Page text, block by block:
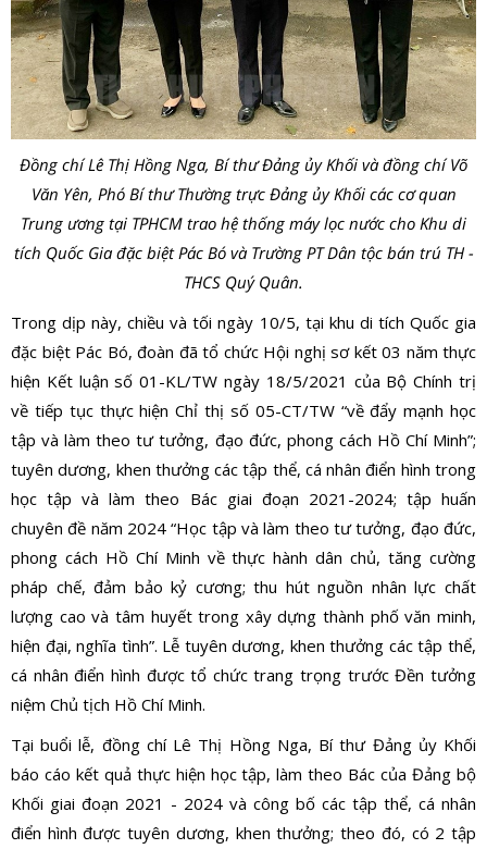
Đồng chí Lê Thị Hồng Nga, Bí thư Đảng ủy Khối và đồng chí Võ
Văn Yên, Phó Bí thư Thường trực Đảng ủy Khối các cơ quan
Trung ương tại TPHCM trao hệ thống máy lọc nước cho Khu di
tích Quốc Gia đặc biệt Pác Bó và Trường PT Dân tộc bán trú TH -
THCS Quý Quân.
Trong dịp này, chiều và tối ngày 10/5, tại khu di tích Quốc gia
đặc biệt Pác Bó, đoàn đã tổ chức Hội nghị sơ kết 03 năm thực
hiện Kết luận số 01-KL/TW ngày 18/5/2021 của Bộ Chính trị
về tiếp tục thực hiện Chỉ thị số 05-CT/TW “về đẩy mạnh học
tập và làm theo tư tưởng, đạo đức, phong cách Hồ Chí Minh”;
tuyên dương, khen thưởng các tập thể, cá nhân điển hình trong
học tập và làm theo Bác giai đoạn 2021-2024; tập huấn
chuyên đề năm 2024 “Học tập và làm theo tư tưởng, đạo đức,
phong cách Hồ Chí Minh về thực hành dân chủ, tăng cường
pháp chế, đảm bảo kỷ cương; thu hút nguồn nhân lực chất
lượng cao và tâm huyết trong xây dựng thành phố văn minh,
hiện đại, nghĩa tình”. Lễ tuyên dương, khen thưởng các tập thể,
cá nhân điển hình được tổ chức trang trọng trước Đền tưởng
niệm Chủ tịch Hồ Chí Minh.
Tại buổi lễ, đồng chí Lê Thị Hồng Nga, Bí thư Đảng ủy Khối
báo cáo kết quả thực hiện học tập, làm theo Bác của Đảng bộ
Khối giai đoạn 2021 - 2024 và công bố các tập thể, cá nhân
điển hình được tuyên dương, khen thưởng; theo đó, có 2 tập